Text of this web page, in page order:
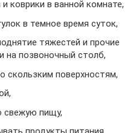
коврики в ванной комнате,
в темное время суток,
тяжестей и прочие
на позвоночный столб,
скользким поверхностям,
свежую пищу,